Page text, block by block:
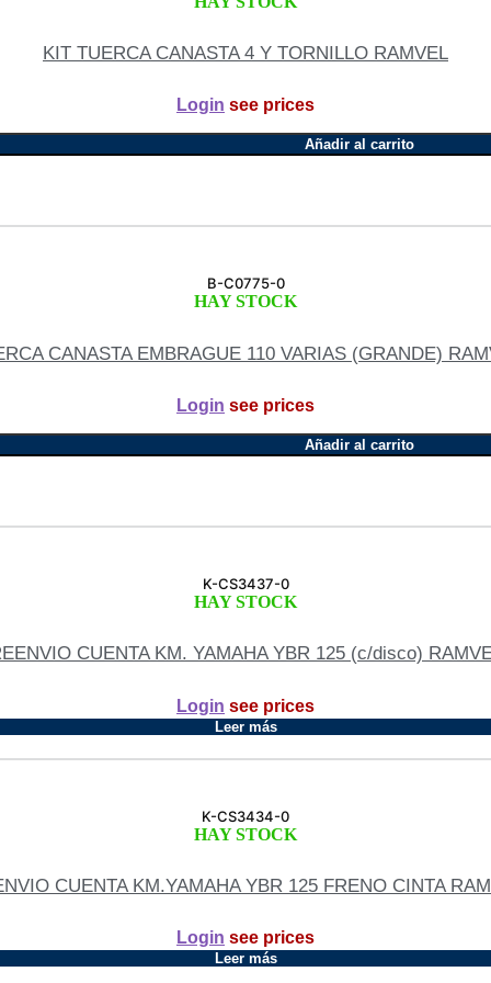
KIT TUERCA CANASTA 4 Y TORNILLO RAMVEL
Login see prices
Añadir al carrito
B-C0775-0
HAY STOCK
CANASTA EMBRAGUE 110 VARIAS (GRANDE)
Login see prices
Añadir al carrito
K-CS3437-0
HAY STOCK
CUENTA KM. YAMAHA YBR 125 (c/disco)
Login see prices
Leer más
K-CS3434-0
HAY STOCK
CUENTA KM.YAMAHA YBR 125 FRENO CINTA
Login see prices
Leer más